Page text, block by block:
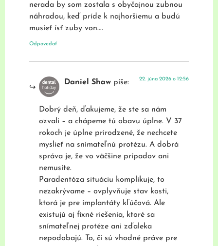
nerada by som zostala s obyčajnou zubnou
náhradou, keď príde k najhoršiemu a budú
musieť ísť zuby von….
Odpovedať
Daniel Shaw píše: 22. júna 2026 o 12:56
Dobrý deň, ďakujeme, že ste sa nám
ozvali – a chápeme tú obavu úplne. V 37
rokoch je úplne prirodzené, že nechcete
myslieť na snímateľnú protézu. A dobrá
správa je, že vo väčšine prípadov ani
nemusíte.
Paradentóza situáciu komplikuje, to
nezakrývame – ovplyvňuje stav kosti,
ktorá je pre implantáty kľúčová. Ale
existujú aj fixné riešenia, ktoré sa
snímateľnej protéze ani zďaleka
nepodobajú. To, či sú vhodné práve pre